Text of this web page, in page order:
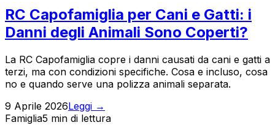
RC Capofamiglia per Cani e Gatti: i
Danni degli Animali Sono Coperti?
La RC Capofamiglia copre i danni causati da cani e gatti a
terzi, ma con condizioni specifiche. Cosa e incluso, cosa
no e quando serve una polizza animali separata.
9 Aprile 2026Leggi →
Famiglia5 min di lettura